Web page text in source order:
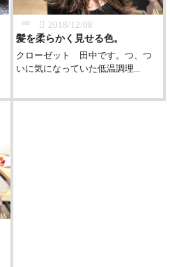
888 2018/12/08
髪を柔らかく見せる色。
クローゼット 田中です。つ、つ
いに気になっていた低温調理...